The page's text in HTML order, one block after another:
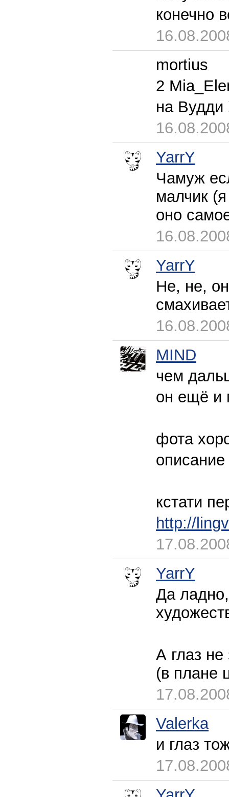
конечно
mortius
2
на Вудди
YarrY
Чамуж
малчик
оно
YarrY
Не, не,
MIND
чем
он ещё и
фота
кстати
http://
YarrY
Да
А глаз
(в плане
Valerka
и глаз